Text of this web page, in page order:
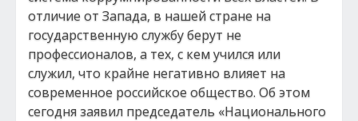
отличие от Запада, в нашей стране на
государственную службу берут не
профессионалов, а тех, с кем учился или
служил, что крайне негативно влияет на
современное российское общество. Об этом
сегодня заявил председатель «Национального